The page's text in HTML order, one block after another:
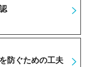
防ぐための工夫